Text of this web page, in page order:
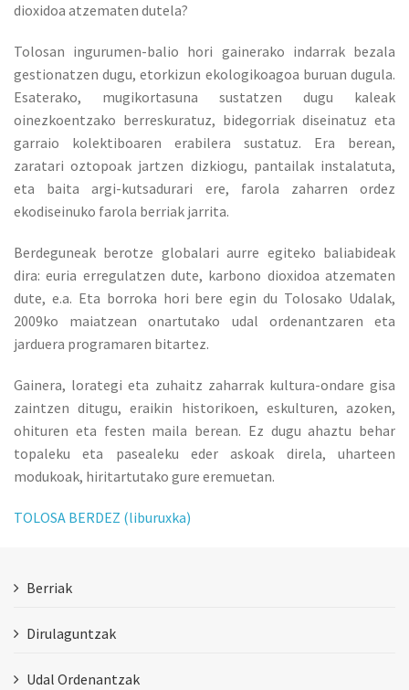
dioxidoa atzematen dutela?
Tolosan ingurumen-balio hori gainerako indarrak bezala
gestionatzen dugu, etorkizun ekologikoagoa buruan dugula.
Esaterako, mugikortasuna sustatzen dugu kaleak
oinezkoentzako berreskuratuz, bidegorriak diseinatuz eta
garraio kolektiboaren erabilera sustatuz. Era berean,
zaratari oztopoak jartzen dizkiogu, pantailak instalatuta,
eta baita argi-kutsadurari ere, farola zaharren ordez
ekodiseinuko farola berriak jarrita.
Berdeguneak berotze globalari aurre egiteko baliabideak
dira: euria erregulatzen dute, karbono dioxidoa atzematen
dute, e.a. Eta borroka hori bere egin du Tolosako Udalak,
2009ko maiatzean onartutako udal ordenantzaren eta
jarduera programaren bitartez.
Gainera, lorategi eta zuhaitz zaharrak kultura-ondare gisa
zaintzen ditugu, eraikin historikoen, eskulturen, azoken,
ohituren eta festen maila berean. Ez dugu ahaztu behar
topaleku eta pasealeku eder askoak direla, uharteen
modukoak, hiritartutako gure eremuetan.
TOLOSA BERDEZ (liburuxka)
Berriak
Dirulaguntzak
Udal Ordenantzak